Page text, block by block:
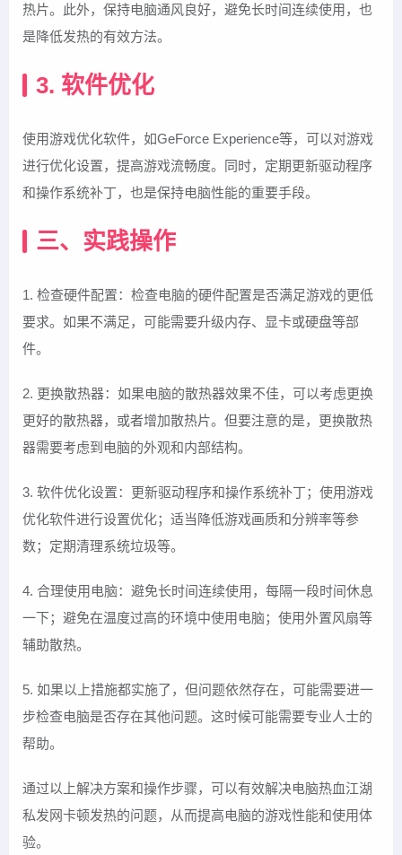
热片。此外，保持电脑通风良好，避免长时间连续使用，也
是降低发热的有效方法。
3. 软件优化
使用游戏优化软件，如GeForce Experience等，可以对游戏
进行优化设置，提高游戏流畅度。同时，定期更新驱动程序
和操作系统补丁，也是保持电脑性能的重要手段。
三、实践操作
1. 检查硬件配置：检查电脑的硬件配置是否满足游戏的更低
要求。如果不满足，可能需要升级内存、显卡或硬盘等部
件。
2. 更换散热器：如果电脑的散热器效果不佳，可以考虑更换
更好的散热器，或者增加散热片。但要注意的是，更换散热
器需要考虑到电脑的外观和内部结构。
3. 软件优化设置：更新驱动程序和操作系统补丁；使用游戏
优化软件进行设置优化；适当降低游戏画质和分辨率等参
数；定期清理系统垃圾等。
4. 合理使用电脑：避免长时间连续使用，每隔一段时间休息
一下；避免在温度过高的环境中使用电脑；使用外置风扇等
辅助散热。
5. 如果以上措施都实施了，但问题依然存在，可能需要进一
步检查电脑是否存在其他问题。这时候可能需要专业人士的
帮助。
通过以上解决方案和操作步骤，可以有效解决电脑热血江湖
私发网卡顿发热的问题，从而提高电脑的游戏性能和使用体
验。